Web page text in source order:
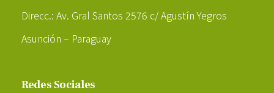
Direcc.: Av. Gral Santos 2576 c/ Agustín Yegros
Asunción – Paraguay
Redes Sociales